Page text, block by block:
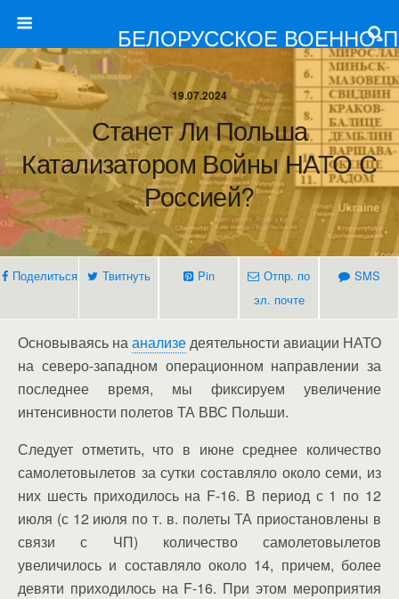
БЕЛОРУССКОЕ ВОЕННО-
19.07.2024
Станет Ли Польша
Катализатором Войны НАТО С
Россией?
Поделиться Твитнуть Pin
Отпр. по
эл. почте
SMS
Основываясь наанализедеятельности авиации НАТО
на северо-западном операционном направлении за
последнее время, мы фиксируем увеличение
интенсивности полетов ТА ВВС Польши.
Следует отметить, что в июне среднее количество
самолетовылетов за сутки составляло около семи, из
них шесть приходилось на F-16. В период с 1 по 12
июля (с 12 июля по т. в. полеты ТА приостановлены в
связи с ЧП) количество самолетовылетов
увеличилось и составляло около 14, причем, более
девяти приходилось на F-16. При этом мероприятия